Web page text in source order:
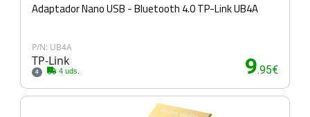
Adaptador Nano USB - Bluetooth 4.0 TP-Link UB4A
P/N: UB4A
TP-Link
4 4 uds. 9.95€